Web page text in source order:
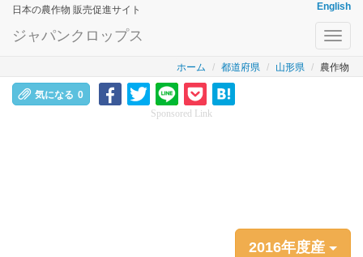
日本の農作物 販売促進サイト English
ジャパンクロップス
ホーム 都道府県 山形県 農作物
気になる 0
Sponsored Link
2016年度産